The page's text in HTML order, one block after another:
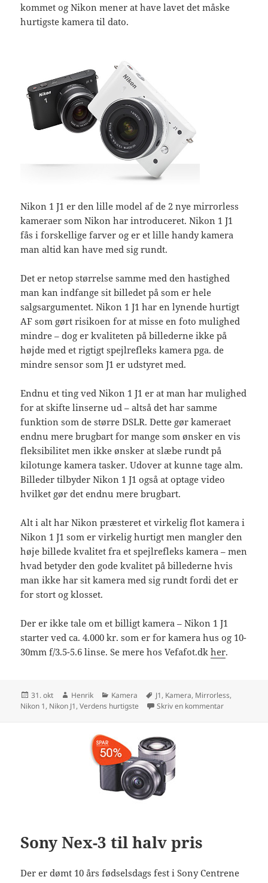
kommet og Nikon mener at have lavet det måske
hurtigste kamera til dato.
Nikon 1 J1 er den lille model af de 2 nye mirrorless
kameraer som Nikon har introduceret. Nikon 1 J1
fås i forskellige farver og er et lille handy kamera
man altid kan have med sig rundt.
Det er netop størrelse samme med den hastighed
man kan indfange sit billedet på som er hele
salgsargumentet. Nikon 1 J1 har en lynende hurtigt
AF som gørt risikoen for at misse en foto mulighed
mindre – dog er kvaliteten på billederne ikke på
højde med et rigtigt spejlrefleks kamera pga. de
mindre sensor som J1 er udstyret med.
Endnu et ting ved Nikon 1 J1 er at man har mulighed
for at skifte linserne ud – altså det har samme
funktion som de større DSLR. Dette gør kameraet
endnu mere brugbart for mange som ønsker en vis
fleksibilitet men ikke ønsker at slæbe rundt på
kilotunge kamera tasker. Udover at kunne tage alm.
Billeder tilbyder Nikon 1 J1 også at optage video
hvilket gør det endnu mere brugbart.
Alt i alt har Nikon præsteret et virkelig flot kamera i
Nikon 1 J1 som er virkelig hurtigt men mangler den
høje billede kvalitet fra et spejlrefleks kamera – men
hvad betyder den gode kvalitet på billederne hvis
man ikke har sit kamera med sig rundt fordi det er
for stort og klosset.
Der er ikke tale om et billigt kamera – Nikon 1 J1
starter ved ca. 4.000 kr. som er for kamera hus og 10-
30mm f/3.5-5.6 linse. Se mere hos Vefafot.dkher.
Udgivet
i
31. okt Forfatter
Henrik Kategorier
Kamera Tags
J1, Kamera, Mirrorless,
Nikon 1, Nikon J1,Verdens hurtigste Skriv en kommentartil Nikon 1
Sony Nex-3 til halv pris
Der er dømt 10 års fødselsdags fest i Sony Centrene